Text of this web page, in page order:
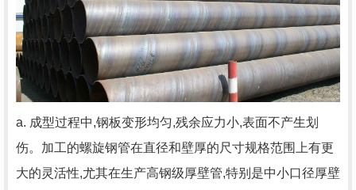
a. 成型过程中,钢板变形均匀,残余应力小,表面不产生划
伤。加工的螺旋钢管在直径和壁厚的尺寸规格范围上有更
大的灵活性,尤其在生产高钢级厚壁管,特别是中小口径厚壁